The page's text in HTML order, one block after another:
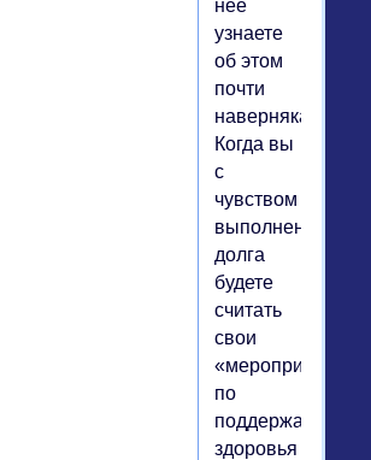
нее
узнаете
об этом
почти
наверняка.
Когда вы
с
чувством
выполненного
долга
будете
считать
свои
«мероприятия»
по
поддержанию
здоровья